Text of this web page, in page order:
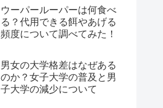
ウーパールーパーは何食べ
る？代用できる餌やあげる
頻度について調べてみた！
男女の大学格差はなぜある
のか？女子大学の普及と男
子大学の減少について